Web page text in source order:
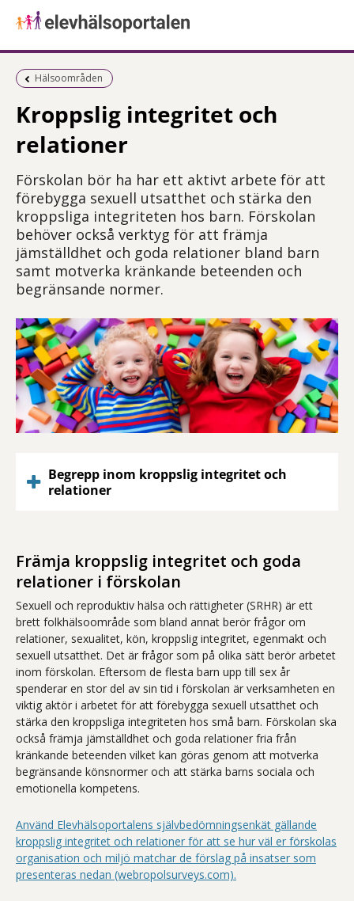
Föregående sida:
Hälsoområden
Kroppslig integritet och
relationer
Förskolan bör ha har ett aktivt arbete för att
förebygga sexuell utsatthet och stärka den
kroppsliga integriteten hos barn. Förskolan
behöver också verktyg för att främja
jämställdhet och goda relationer bland barn
samt motverka kränkande beteenden och
begränsande normer.
Begrepp inom kroppslig integritet och
relationer
Främja kroppslig integritet och goda
relationer i förskolan
Sexuell och reproduktiv hälsa och rättigheter (SRHR) är ett
brett folkhälsoområde som bland annat berör frågor om
relationer, sexualitet, kön, kroppslig integritet, egenmakt och
sexuell utsatthet. Det är frågor som på olika sätt berör arbetet
inom förskolan. Eftersom de flesta barn upp till sex år
spenderar en stor del av sin tid i förskolan är verksamheten en
viktig aktör i arbetet för att förebygga sexuell utsatthet och
stärka den kroppsliga integriteten hos små barn. Förskolan ska
också främja jämställdhet och goda relationer fria från
kränkande beteenden vilket kan göras genom att motverka
begränsande könsnormer och att stärka barns sociala och
emotionella kompetens.
Använd Elevhälsoportalens självbedömningsenkät gällande
kroppslig integritet och relationer för att se hur väl er förskolas
organisation och miljö matchar de förslag på insatser som
presenteras nedan (webropolsurveys.com).